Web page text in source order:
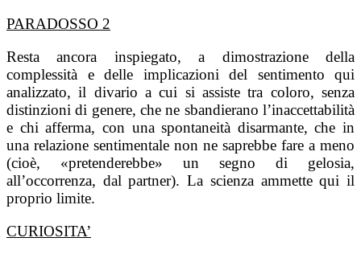
PARADOSSO 2
Resta ancora inspiegato, a dimostrazione della
complessità e delle implicazioni del sentimento qui
analizzato, il divario a cui si assiste tra coloro, senza
distinzioni di genere, che ne sbandierano l’inaccettabilità
e chi afferma, con una spontaneità disarmante, che in
una relazione sentimentale non ne saprebbe fare a meno
(cioè, «pretenderebbe» un segno di gelosia,
all’occorrenza, dal partner). La scienza ammette qui il
proprio limite.
CURIOSITA’